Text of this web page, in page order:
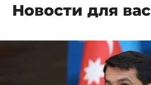
Новости для вас